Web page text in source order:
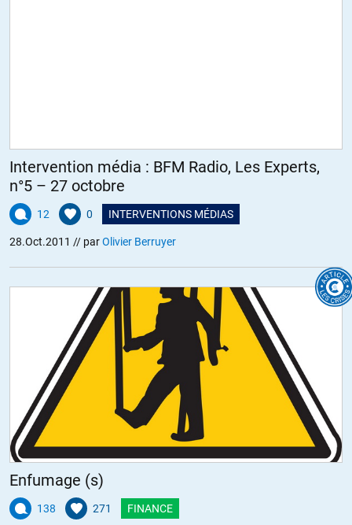
Intervention média : BFM Radio, Les Experts,
n°5 – 27 octobre
12 0 INTERVENTIONS MÉDIAS
28.Oct.2011 // parOlivier Berruyer
Enfumage (s)
138 271 FINANCE